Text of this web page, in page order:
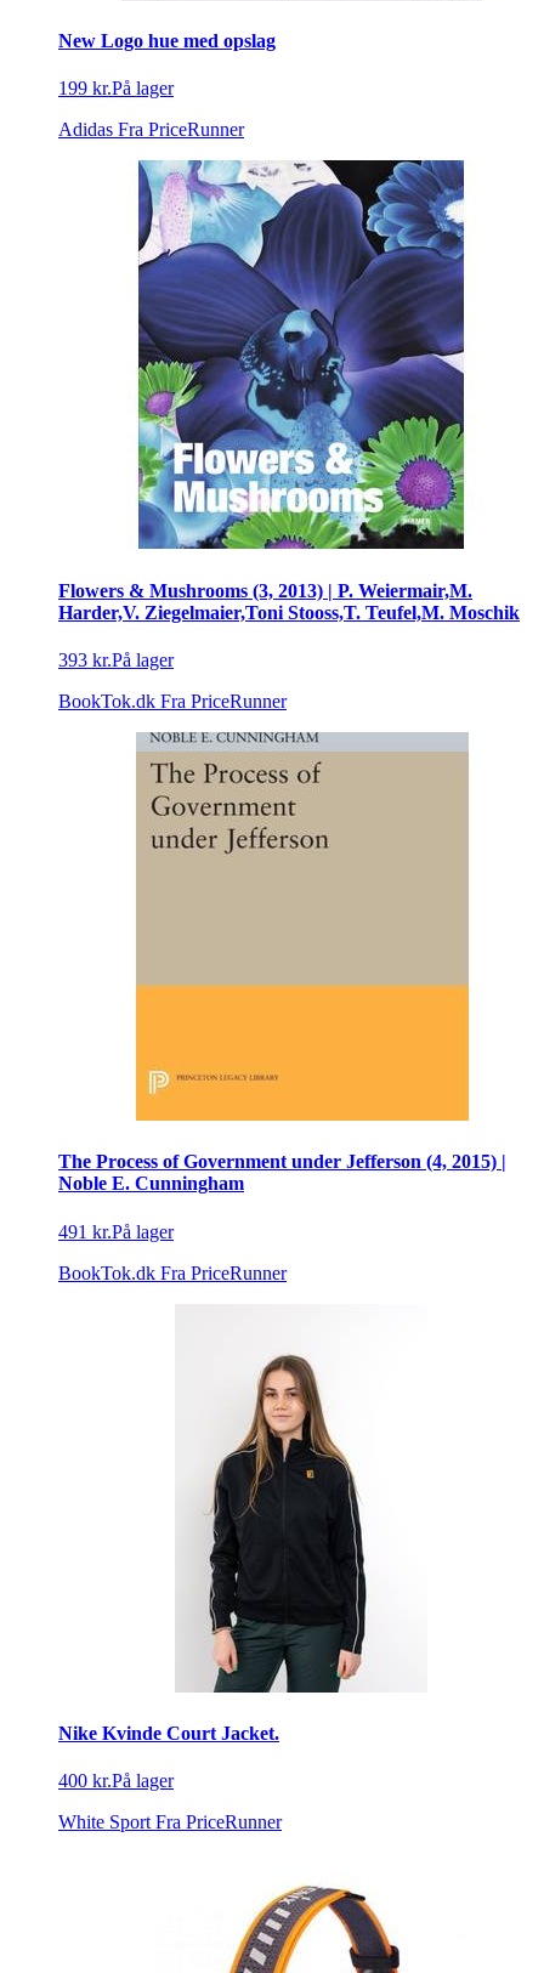
New Logo hue med opslag
199 kr.På lager
Adidas Fra PriceRunner
Flowers & Mushrooms (3, 2013) | P. Weiermair,M.
Harder,V. Ziegelmaier,Toni Stooss,T. Teufel,M. Moschik
393 kr.På lager
BookTok.dk Fra PriceRunner
The Process of Government under Jefferson (4, 2015) |
Noble E. Cunningham
491 kr.På lager
BookTok.dk Fra PriceRunner
Nike Kvinde Court Jacket.
400 kr.På lager
White Sport Fra PriceRunner